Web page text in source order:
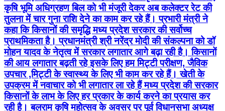
कृषि भूमि अधिग्रहण बिल को भी मंजूरी देकर अब कलेक्टर रेट की
तुलना में चार गुना राशि देने का काम कर रहे हैं। प्रभारी मंत्री ने
कहा कि किसानों की समृद्धि मध्य प्रदेश सरकार की सर्वोच्च
प्राथमिकता है। प्रधानमंत्री श्री नरेंद्र मोदी की संकल्पना को डॉ
मोहन यादव के नेतृत्व में सरकार लगातार आगे बढ़ा रही है। किसानों
की आय लगातार बढ़ती रहे इसके लिए हम मिट्टी परीक्षण, जैविक
उपचार ,मिट्टी के स्वास्थ्य के लिए भी काम कर रहे हैं। खेती के
उपक्रम में नवाचार को भी लगातार ला रहे हैं मध्य प्रदेश की सरकार
किसानों के लाभ के लिए हर प्रकार के कार्य करने का प्रयास कर
रही है। बलराम कृषि महोत्सव के अवसर पर पूर्व विधानसभा अध्यक्ष